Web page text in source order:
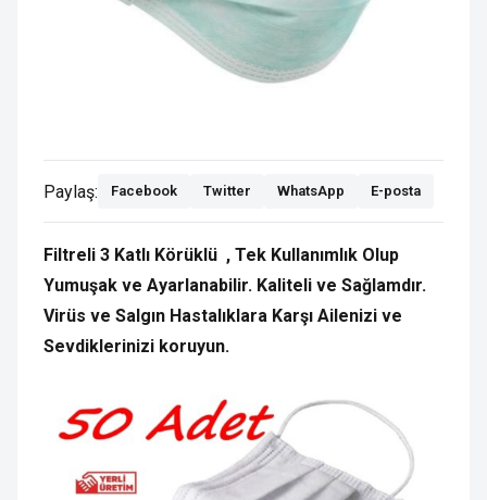
Paylaş: Facebook Twitter WhatsApp E-posta
Filtreli 3 Katlı Körüklü , Tek Kullanımlık Olup
Yumuşak ve Ayarlanabilir. Kaliteli ve Sağlamdır.
Virüs ve Salgın Hastalıklara Karşı Ailenizi ve
Sevdiklerinizi koruyun.